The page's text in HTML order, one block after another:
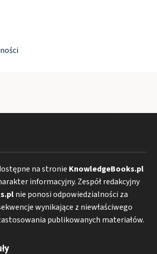
na stronie KnowledgeBooks.pl
informacyjny. Zespół redakcyjny
nie ponosi odpowiedzialności za
wynikające z niewłaściwego
publikowanych materiałów.